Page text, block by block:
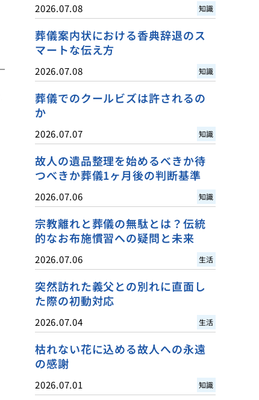
2026.07.08 知識
葬儀案内状における香典辞退のス
マートな伝え方
2026.07.08 知識
葬儀でのクールビズは許されるの
か
2026.07.07 知識
故人の遺品整理を始めるべきか待
つべきか葬儀1ヶ月後の判断基準
2026.07.06 知識
宗教離れと葬儀の無駄とは？伝統
的なお布施慣習への疑問と未来
2026.07.06 生活
突然訪れた義父との別れに直面し
た際の初動対応
2026.07.04 生活
枯れない花に込める故人への永遠
の感謝
2026.07.01 知識